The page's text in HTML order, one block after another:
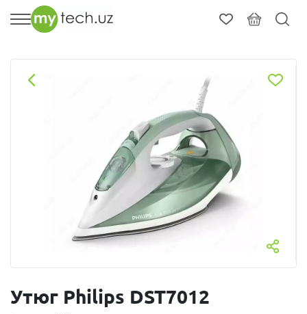
Утюг Philips DST7012